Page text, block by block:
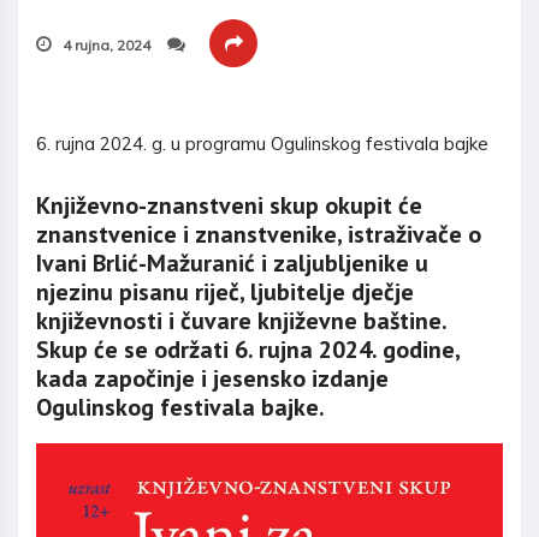
4 rujna, 2024
6. rujna 2024. g. u programu Ogulinskog festivala bajke
Književno-znanstveni skup okupit će
znanstvenice i znanstvenike, istraživače o
Ivani Brlić-Mažuranić i zaljubljenike u
njezinu pisanu riječ, ljubitelje dječje
književnosti i čuvare književne baštine.
Skup će se održati 6. rujna 2024. godine,
kada započinje i jesensko izdanje
Ogulinskog festivala bajke.